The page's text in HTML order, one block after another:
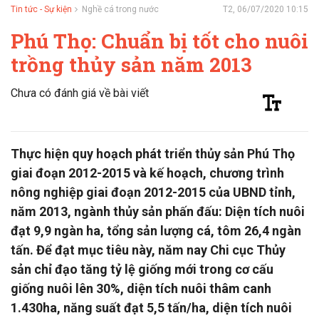
Tin tức - Sự kiện Nghề cá trong nước T2, 06/07/2020 10:15
Phú Thọ: Chuẩn bị tốt cho nuôi
trồng thủy sản năm 2013
Chưa có đánh giá về bài viết
Thực hiện quy hoạch phát triển thủy sản Phú Thọ
giai đoạn 2012-2015 và kế hoạch, chương trình
nông nghiệp giai đoạn 2012-2015 của UBND tỉnh,
năm 2013, ngành thủy sản phấn đấu: Diện tích nuôi
đạt 9,9 ngàn ha, tổng sản lượng cá, tôm 26,4 ngàn
tấn. Để đạt mục tiêu này, năm nay Chi cục Thủy
sản chỉ đạo tăng tỷ lệ giống mới trong cơ cấu
giống nuôi lên 30%, diện tích nuôi thâm canh
1.430ha, năng suất đạt 5,5 tấn/ha, diện tích nuôi